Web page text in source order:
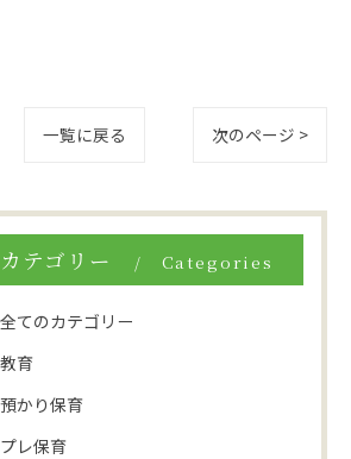
一覧に戻る 次のページ >
カテゴリー Categories
全てのカテゴリー
教育
預かり保育
プレ保育